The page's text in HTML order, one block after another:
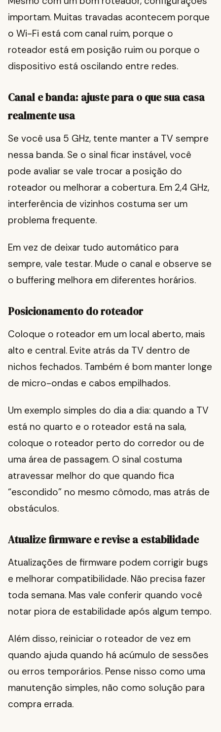
importam. Muitas travadas acontecem porque
o Wi-Fi está com canal ruim, porque o
roteador está em posição ruim ou porque o
dispositivo está oscilando entre redes.
Canal e banda: ajuste para o que sua casa
realmente usa
Se você usa 5 GHz, tente manter a TV sempre
nessa banda. Se o sinal ficar instável, você
pode avaliar se vale trocar a posição do
roteador ou melhorar a cobertura. Em 2,4 GHz,
interferência de vizinhos costuma ser um
problema frequente.
Em vez de deixar tudo automático para
sempre, vale testar. Mude o canal e observe se
o buffering melhora em diferentes horários.
Posicionamento do roteador
Coloque o roteador em um local aberto, mais
alto e central. Evite atrás da TV dentro de
nichos fechados. Também é bom manter longe
de micro-ondas e cabos empilhados.
Um exemplo simples do dia a dia: quando a TV
está no quarto e o roteador está na sala,
coloque o roteador perto do corredor ou de
uma área de passagem. O sinal costuma
atravessar melhor do que quando fica
“escondido” no mesmo cômodo, mas atrás de
obstáculos.
Atualize firmware e revise a estabilidade
Atualizações de firmware podem corrigir bugs
e melhorar compatibilidade. Não precisa fazer
toda semana. Mas vale conferir quando você
notar piora de estabilidade após algum tempo.
Além disso, reiniciar o roteador de vez em
quando ajuda quando há acúmulo de sessões
ou erros temporários. Pense nisso como uma
manutenção simples, não como solução para
compra errada.